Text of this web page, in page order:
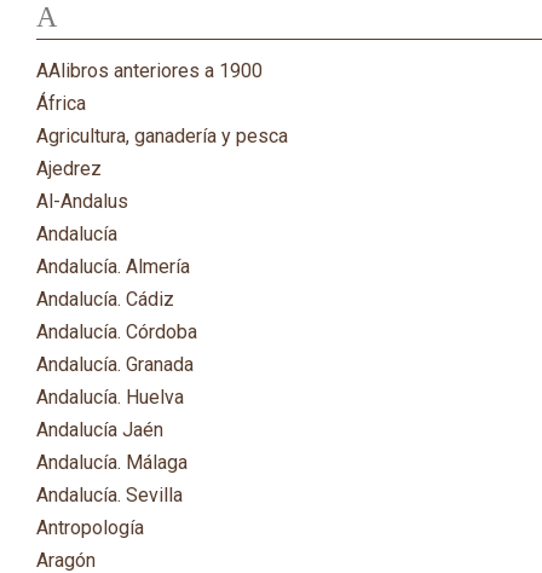
A
AAlibros anteriores a 1900
África
Agricultura, ganadería y pesca
Ajedrez
Al-Andalus
Andalucía
Andalucía. Almería
Andalucía. Cádiz
Andalucía. Córdoba
Andalucía. Granada
Andalucía. Huelva
Andalucía Jaén
Andalucía. Málaga
Andalucía. Sevilla
Antropología
Aragón